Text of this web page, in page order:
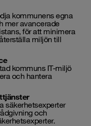
kommunens egna
mer avancerade
för att minimera
miljön till
kommuns IT-miljö
och hantera
säkerhetsexperter
och